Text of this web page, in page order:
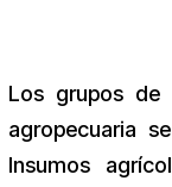
Los grupos de
agropecuaria
Insumos